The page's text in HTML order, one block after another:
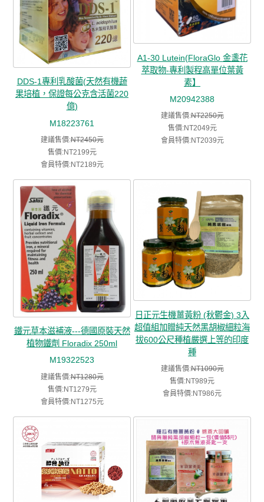
DDS-1專利乳酸菌(天然有機蔬
果培植，保證每公克含活菌220
億)
M18223761
建議售價:NT2450元
售價:NT2199元
會員特價:NT2189元
A1-30 Lutein(FloraGlo 金盞花
萃取物-專利製程高單位葉黃
素】
M20942388
建議售價:NT2250元
售價:NT2049元
會員特價:NT2039元
鐵元草本滋補液---德國原裝天然
植物鐵劑 Floradix 250ml
M19322523
建議售價:NT1280元
售價:NT1279元
會員特價:NT1275元
日正元生機薑黃粉 (秋鬱金) 3入
超值組加贈純天然黑胡椒細粒海
拔600公尺種植嚴選上等的印度
種
建議售價:NT1090元
售價:NT989元
會員特價:NT986元